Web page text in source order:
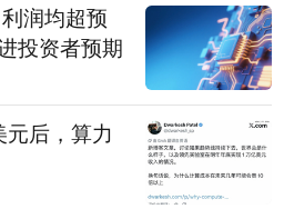
润均超预
投资者预期
后，算力